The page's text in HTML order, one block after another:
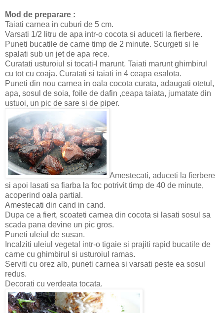
Mod de preparare :
Taiati carnea in cuburi de 5 cm.
Varsati 1/2 litru de apa intr-o cocota si aduceti la fierbere.
Puneti bucatile de carne timp de 2 minute. Scurgeti si le
spalati sub un jet de apa rece.
Curatati usturoiul si tocati-l marunt. Taiati marunt ghimbirul
cu tot cu coaja. Curatati si taiati in 4 ceapa esalota.
Puneti din nou carnea in oala cocota curata, adaugati otetul,
apa, sosul de soia, foile de dafin ,ceapa taiata, jumatate din
ustuoi, un pic de sare si de piper.
Amestecati, aduceti la fierbere
si apoi lasati sa fiarba la foc potrivit timp de 40 de minute,
acoperind oala partial.
Amestecati din cand in cand.
Dupa ce a fiert, scoateti carnea din cocota si lasati sosul sa
scada pana devine un pic gros.
Puneti uleiul de susan.
Incalziti uleiul vegetal intr-o tigaie si prajiti rapid bucatile de
carne cu ghimbirul si usturoiul ramas.
Serviti cu orez alb, puneti carnea si varsati peste ea sosul
redus.
Decorati cu verdeata tocata.